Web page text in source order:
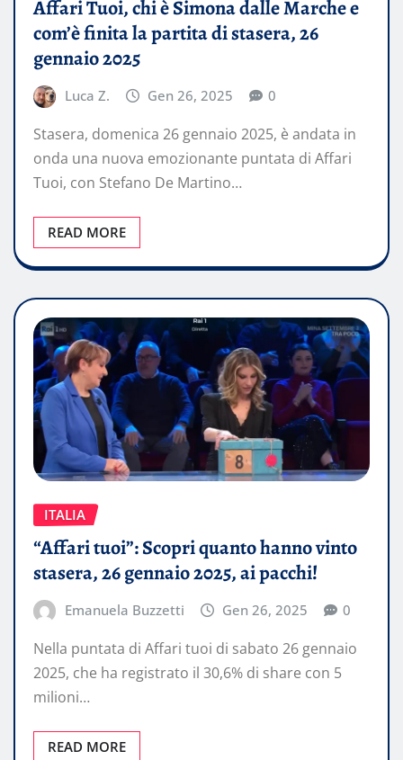
Affari Tuoi, chi è Simona dalle Marche e
com’è finita la partita di stasera, 26
gennaio 2025
Luca Z. Gen 26, 2025 0
Stasera, domenica 26 gennaio 2025, è andata in
onda una nuova emozionante puntata di Affari
Tuoi, con Stefano De Martino…
READ MORE
ITALIA
“Affari tuoi”: Scopri quanto hanno vinto
stasera, 26 gennaio 2025, ai pacchi!
Emanuela Buzzetti Gen 26, 2025 0
Nella puntata di Affari tuoi di sabato 26 gennaio
2025, che ha registrato il 30,6% di share con 5
milioni…
READ MORE